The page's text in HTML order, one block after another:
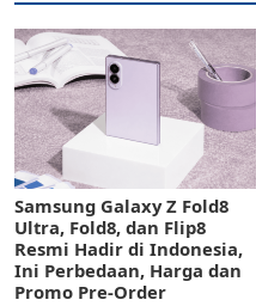
Samsung Galaxy Z Fold8
Ultra, Fold8, dan Flip8
Resmi Hadir di Indonesia,
Ini Perbedaan, Harga dan
Promo Pre-Order